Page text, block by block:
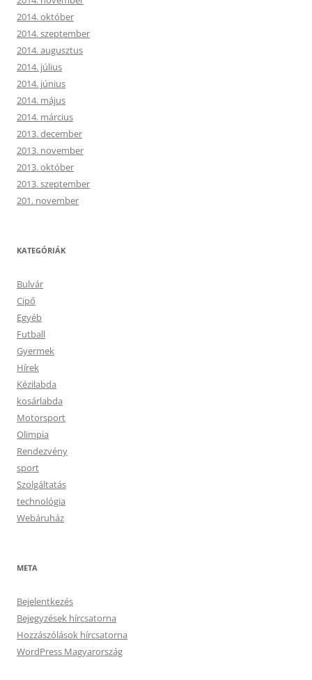
2014. október
2014. szeptember
2014. augusztus
2014. július
2014. június
2014. május
2014. március
2013. december
2013. november
2013. október
2013. szeptember
201. november
KATEGÓRIÁK
Bulvár
Cipő
Egyéb
Futball
Gyermek
Hírek
Kézilabda
kosárlabda
Motorsport
Olimpia
Rendezvény
sport
Szolgáltatás
technológia
Webáruház
META
Bejelentkezés
Bejegyzések hírcsatorna
Hozzászólások hírcsatorna
WordPress Magyarország